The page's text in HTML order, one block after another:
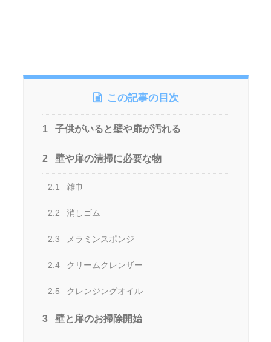
この記事の目次
1 子供がいると壁や扉が汚れる
2 壁や扉の清掃に必要な物
2.1 雑巾
2.2 消しゴム
2.3 メラミンスポンジ
2.4 クリームクレンザー
2.5 クレンジングオイル
3 壁と扉のお掃除開始